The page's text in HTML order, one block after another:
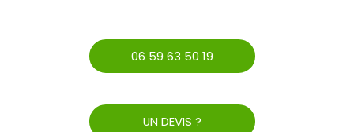
06 59 63 50 19
UN DEVIS ?